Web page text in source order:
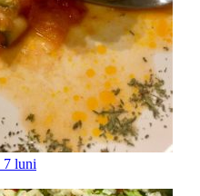
7 luni